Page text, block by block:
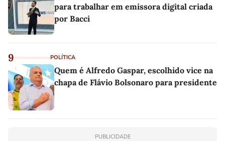
para trabalhar em emissora digital criada
por Bacci
9 POLÍTICA
Quem é Alfredo Gaspar, escolhido vice na
chapa de Flávio Bolsonaro para presidente
PUBLICIDADE